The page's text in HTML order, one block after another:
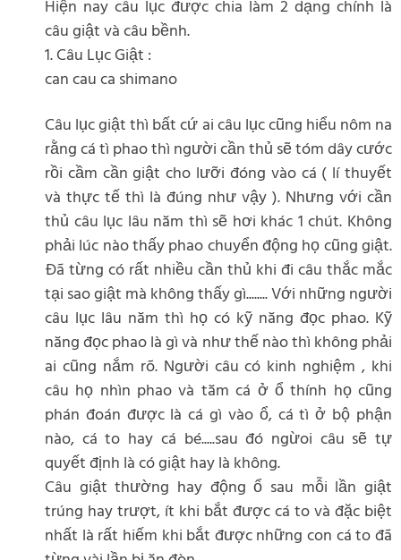
Hiện nay câu lục được chia làm 2 dạng chính là
câu giật và câu bềnh.
1. Câu Lục Giật :
can cau ca shimano
Câu lục giật thì bất cứ ai câu lục cũng hiểu nôm na
rằng cá tì phao thì người cần thủ sẽ tóm dây cước
rồi cầm cần giật cho lưỡi đóng vào cá ( lí thuyết
và thực tế thì là đúng như vậy ). Nhưng với cần
thủ câu lục lâu năm thì sẽ hơi khác 1 chút. Không
phải lúc nào thấy phao chuyển động họ cũng giật.
Đã từng có rất nhiều cần thủ khi đi câu thắc mắc
tại sao giật mà không thấy gì........ Với những người
câu lục lâu năm thì họ có kỹ năng đọc phao. Kỹ
năng đọc phao là gì và như thế nào thì không phải
ai cũng nắm rõ. Người câu có kinh nghiệm , khi
câu họ nhìn phao và tăm cá ở ổ thính họ cũng
phán đoán được là cá gì vào ổ, cá tì ở bộ phận
nào, cá to hay cá bé.....sau đó ngừoi câu sẽ tự
quyết định là có giật hay là không.
Câu giật thường hay động ổ sau mỗi lần giật
trúng hay trượt, ít khi bắt được cá to và đặc biệt
nhất là rất hiếm khi bắt được những con cá to đã